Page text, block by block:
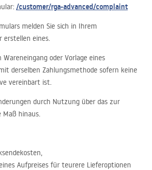
/customer/rga-advanced/complaint
melden Sie sich in Ihrem
erstellen eines.
oder Vorlage eines
derselben Zahlungsmethode sofern keine
vereinbart ist.
durch Nutzung über das zur
Maß hinaus.
Aufpreises für teurere Lieferoptionen